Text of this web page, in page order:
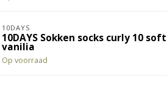
10DAYS
10DAYS Sokken socks curly 10 soft
vanilia
Op voorraad